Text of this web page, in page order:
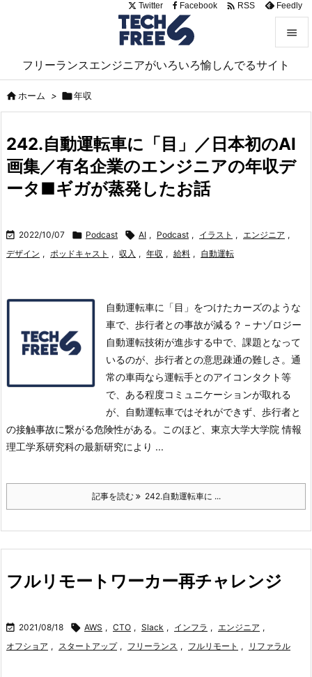
フリーランスエンジニアがいろいろ愉しんでるサイト


サイド

前へ

Twitter Facebook  RSS Feedly
ホーム > 年収
242.自動運転車に「目」／日本初のAI
画集／有名企業のエンジニアの年収デ
ータ■ギガが蒸発したお話
 2022/10/07  Podcast  AI , Podcast , イラスト , エンジニア ,
デザイン , ポッドキャスト , 収入 , 年収 , 給料 , 自動運転
自動運転車に「目」をつけたカーズのような
車で、歩行者との事故が減る？ – ナゾロジー
自動運転技術が進歩する中で、課題となって
いるのが、歩行者との意思疎通の難しさ。 通
常の車両なら運転手とのアイコンタクト等
で、ある程度コミュニケーションが取れる
が、自動運転車ではそれができず、歩行者と
の接触事故に繋がる危険性がある。
このほど、東京大学大学院 情報
理工学系研究科の最新研究により ...
記事を読む 242.自動運転車に ...
フルリモートワーカー再チャレンジ
 2021/08/18  AWS , CTO , Slack , インフラ , エンジニア ,
オフショア , スタートアップ , フリーランス , フルリモート , リファラル